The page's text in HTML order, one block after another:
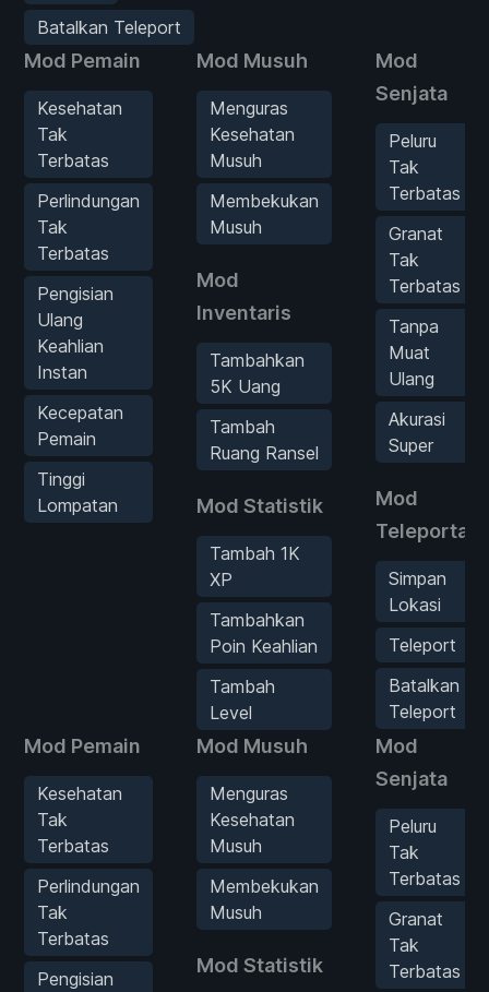
Batalkan Teleport
Mod Pemain
Kesehatan
Tak
Terbatas
Perlindungan
Tak
Terbatas
Pengisian
Ulang
Keahlian
Instan
Kecepatan
Pemain
Tinggi
Lompatan
Mod Musuh
Menguras
Kesehatan
Musuh
Membekukan
Musuh
Mod
Inventaris
Tambahkan
5K Uang
Tambah
Ruang Ransel
Mod Statistik
Tambah 1K
XP
Tambahkan
Poin Keahlian
Tambah
Level
Mod
Senjata
Peluru
Tak
Terbatas
Granat
Tak
Terbatas
Tanpa
Muat
Ulang
Akurasi
Super
Mod
Teleportasi
Simpan
Lokasi
Teleport
Batalkan
Teleport
Mod Pemain
Kesehatan
Tak
Terbatas
Perlindungan
Tak
Terbatas
Pengisian
Mod Musuh
Menguras
Kesehatan
Musuh
Membekukan
Musuh
Mod Statistik
Mod
Senjata
Peluru
Tak
Terbatas
Granat
Tak
Terbatas